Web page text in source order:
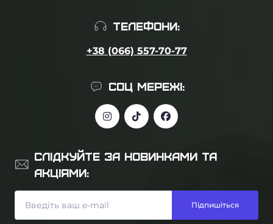
ТЕЛЕФОНИ:
+38 (066) 557-70-77
СОЦ МЕРЕЖІ:
СЛІДКУЙТЕ ЗА НОВИНКАМИ ТА
АКЦІЯМИ:
Підпишіться